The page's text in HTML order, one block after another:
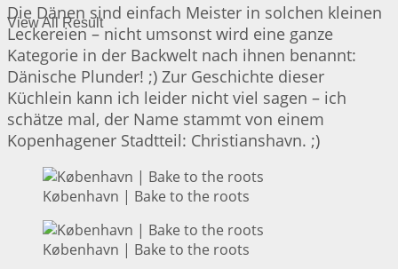
View All Result
Die Dänen sind einfach Meister in solchen kleinen
Leckereien – nicht umsonst wird eine ganze
Kategorie in der Backwelt nach ihnen benannt:
Dänische Plunder! ;) Zur Geschichte dieser
Küchlein kann ich leider nicht viel sagen – ich
schätze mal, der Name stammt von einem
Kopenhagener Stadtteil: Christianshavn. ;)
København | Bake to the roots
København | Bake to the roots